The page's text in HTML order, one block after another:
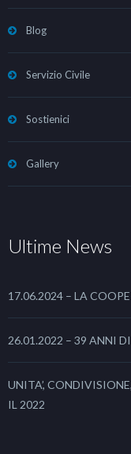
Blog
Servizio Civile
Sostienici
Gallery
Ultime News
17.06.2024 – LA
26.01.2022 – 39 ANNI DI
UNITA’,
IL 2022